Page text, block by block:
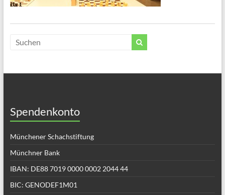
Spendenkonto
Münchener Schachstiftung
Münchner Bank
IBAN: DE88 7019 0000 0002 2044 44
BIC: GENODEF1M01